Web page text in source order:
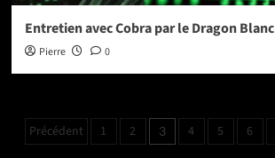
Entretien avec Cobra par le Dragon Blanc
Pierre 0
Pagination
Précédent 1 2 3 4 5 6